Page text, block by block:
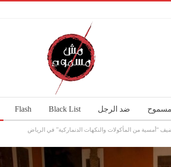
ضد الرجل Black List
Flash
“أمسية من المأكولات والنكهات الدنماركية” في الرياض